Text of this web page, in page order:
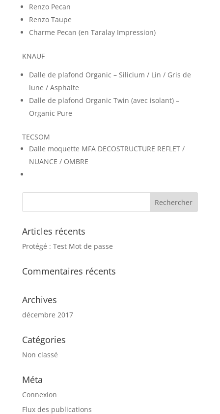
Renzo Pecan
Renzo Taupe
Charme Pecan (en Taralay Impression)
KNAUF
Dalle de plafond Organic – Silicium / Lin / Gris de
lune / Asphalte
Dalle de plafond Organic Twin (avec isolant) –
Organic Pure
TECSOM
Dalle moquette MFA DECOSTRUCTURE REFLET /
NUANCE / OMBRE
Articles récents
Protégé : Test Mot de passe
Commentaires récents
Archives
décembre 2017
Catégories
Non classé
Méta
Connexion
Flux des publications